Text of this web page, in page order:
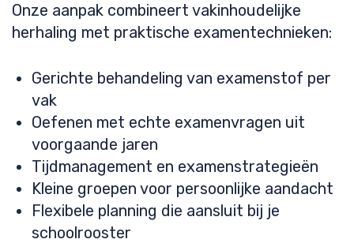
Onze aanpak combineert vakinhoudelijke
herhaling met praktische examentechnieken:
Gerichte behandeling van examenstof per
vak
Oefenen met echte examenvragen uit
voorgaande jaren
Tijdmanagement en examenstrategieën
Kleine groepen voor persoonlijke aandacht
Flexibele planning die aansluit bij je
schoolrooster